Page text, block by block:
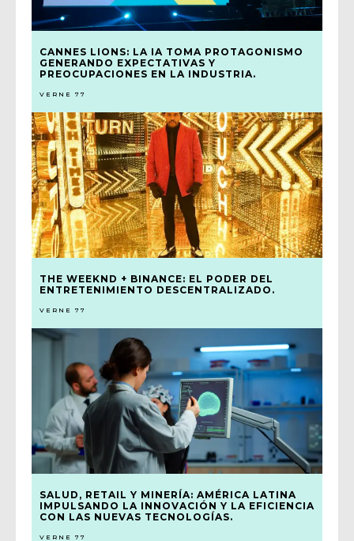
CANNES LIONS: LA IA TOMA PROTAGONISMO
GENERANDO EXPECTATIVAS Y
PREOCUPACIONES EN LA INDUSTRIA.
VERNE 77
THE WEEKND + BINANCE: EL PODER DEL
ENTRETENIMIENTO DESCENTRALIZADO.
VERNE 77
SALUD, RETAIL Y MINERÍA: AMÉRICA LATINA
IMPULSANDO LA INNOVACIÓN Y LA EFICIENCIA
CON LAS NUEVAS TECNOLOGÍAS.
VERNE 77